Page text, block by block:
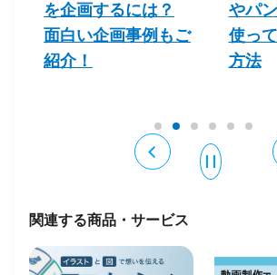
を企画するには？
面白い企画事例もご
紹介！
やパ
使っ
方法
関連する商品・サービス